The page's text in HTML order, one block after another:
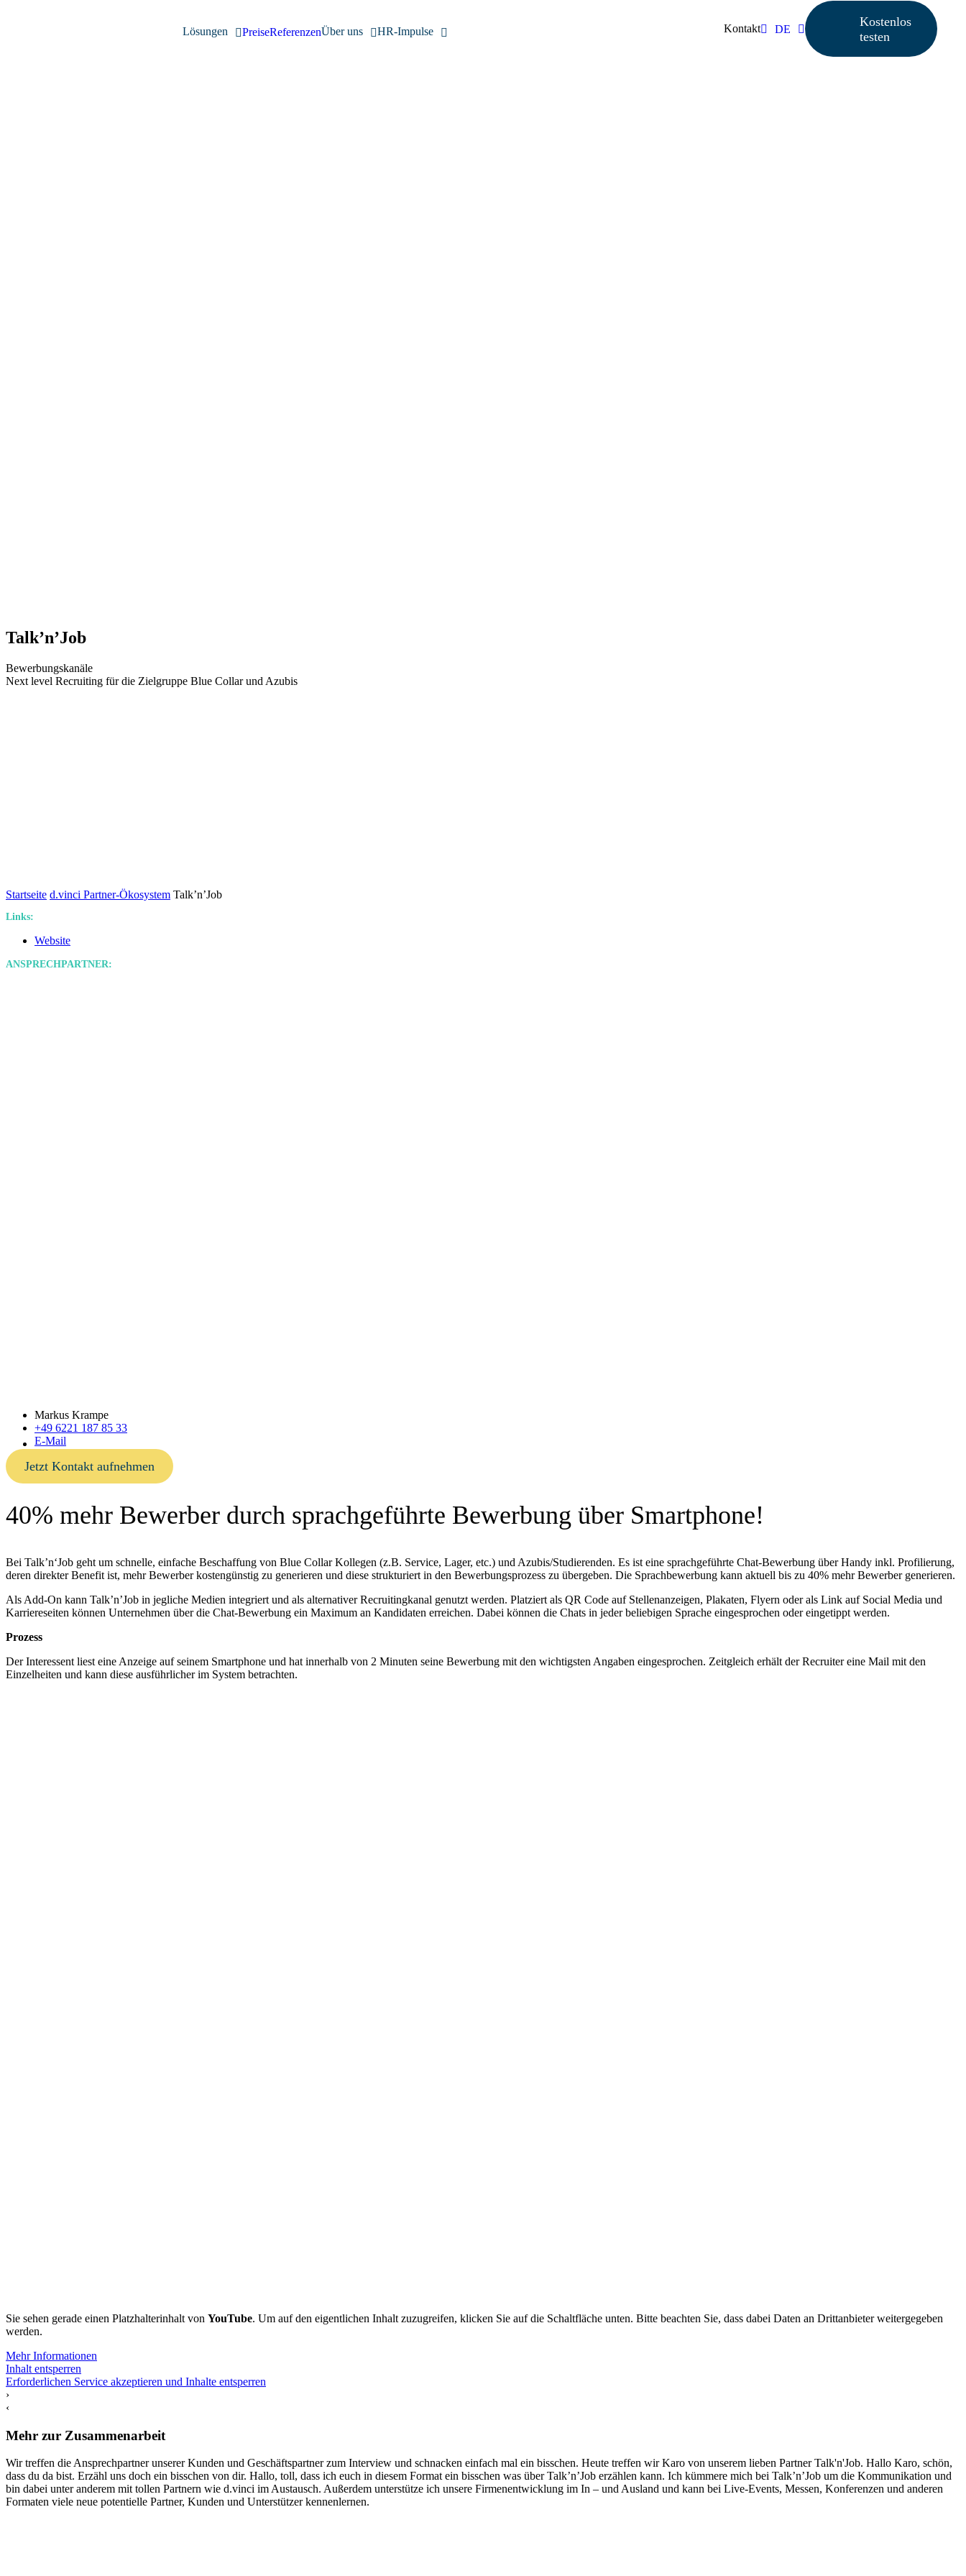
Lösungen PreiseReferenzenÜber uns HR-Impulse Kontakt DE
Kostenlos
testen
Talk’n’Job
Bewerbungskanäle
Next level Recruiting für die Zielgruppe Blue Collar und Azubis
Startseite d.vinci Partner-Ökosystem Talk’n’Job
Links:
Website
ANSPRECHPARTNER:
Markus Krampe
+49 6221 187 85 33
E-Mail
Jetzt Kontakt aufnehmen
40% mehr Bewerber durch sprachgeführte Bewerbung über Smartphone!
Bei Talk’n‘Job geht um schnelle, einfache Beschaffung von Blue Collar Kollegen (z.B. Service, Lager, etc.) und Azubis/Studierenden. Es ist eine sprachgeführte Chat-Bewerbung über Handy inkl. Profilierung,
deren direkter Benefit ist, mehr Bewerber kostengünstig zu generieren und diese strukturiert in den Bewerbungsprozess zu übergeben. Die Sprachbewerbung kann aktuell bis zu 40% mehr Bewerber generieren.
Als Add-On kann Talk’n’Job in jegliche Medien integriert und als alternativer Recruitingkanal genutzt werden. Platziert als QR Code auf Stellenanzeigen, Plakaten, Flyern oder als Link auf Social Media und
Karriereseiten können Unternehmen über die Chat-Bewerbung ein Maximum an Kandidaten erreichen. Dabei können die Chats in jeder beliebigen Sprache eingesprochen oder eingetippt werden.
Prozess
Der Interessent liest eine Anzeige auf seinem Smartphone und hat innerhalb von 2 Minuten seine Bewerbung mit den wichtigsten Angaben eingesprochen. Zeitgleich erhält der Recruiter eine Mail mit den
Einzelheiten und kann diese ausführlicher im System betrachten.
Sie sehen gerade einen Platzhalterinhalt von YouTube. Um auf den eigentlichen Inhalt zuzugreifen, klicken Sie auf die Schaltfläche unten. Bitte beachten Sie, dass dabei Daten an Drittanbieter weitergegeben
werden.
Mehr Informationen
Inhalt entsperren
Erforderlichen Service akzeptieren und Inhalte entsperren
›
‹
Mehr zur Zusammenarbeit
Wir treffen die Ansprechpartner unserer Kunden und Geschäftspartner zum Interview und schnacken einfach mal ein bisschen. Heute treffen wir Karo von unserem lieben Partner Talk'n'Job. Hallo Karo, schön,
dass du da bist. Erzähl uns doch ein bisschen von dir. Hallo, toll, dass ich euch in diesem Format ein bisschen was über Talk’n’Job erzählen kann. Ich kümmere mich bei Talk’n’Job um die Kommunikation und
bin dabei unter anderem mit tollen Partnern wie d.vinci im Austausch. Außerdem unterstütze ich unsere Firmenentwicklung im In – und Ausland und kann bei Live-Events, Messen, Konferenzen und anderen
Formaten viele neue potentielle Partner, Kunden und Unterstützer kennenlernen.